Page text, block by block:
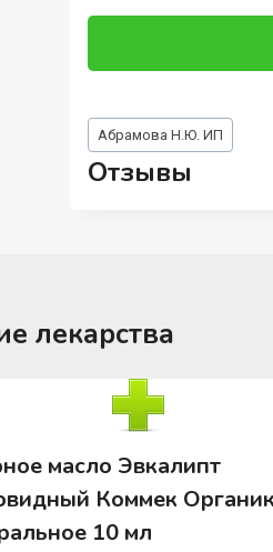
Метки
записи:
Абрамова Н.Ю. ИП
Отзывы
лекарства
масло Эвкалипт
Коммек Органик
10 мл